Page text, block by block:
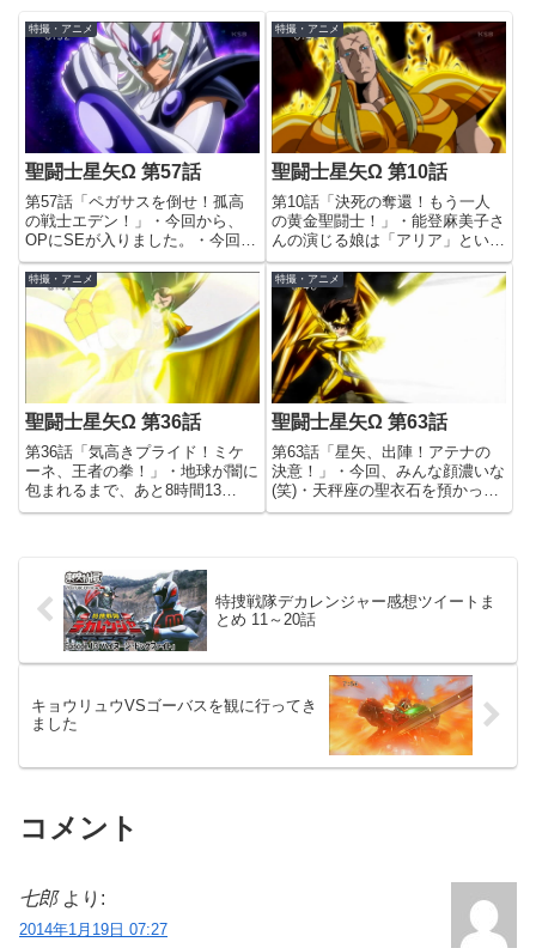
特撮・アニメ
聖闘士星矢Ω 第57話
第57話「ペガサスを倒せ！孤高
の戦士エデン！」・今回から、
OPにSEが入りました。・今回
は、エデンさんメイン回。・あ、
盾座のエネアドさん生きてたんす
か(笑)・なんかいい人になってる
し(苦笑)・「ハンマー デーモンイ
ンパクトのテーベ」・ブッサ...
特撮・アニメ
聖闘士星矢Ω 第10話
第10話「決死の奪還！もう一人
の黄金聖闘士！」・能登麻美子さ
んの演じる娘は「アリア」という
名前だったみたいです。・OPク
レジットでネタバレすんなっちゅ
ーに。・のど元掻っ切るとか聖闘
士としては殺し方エグすぎません
か栄斗さん…・檄先生を始め、
パ...
特撮・アニメ
聖闘士星矢Ω 第36話
第36話「気高きプライド！ミケ
ーネ、王者の拳！」・地球が闇に
包まれるまで、あと8時間13
分！・今回は、蒼摩&栄斗組VS
(笑)・ルードヴィグが本名？・や
っぱり、何か闇堕ちする原因が
あ...
特撮・アニメ
聖闘士星矢Ω 第63話
第63話「星矢、出陣！アテナの
決意！」・今回、みんな顔濃いな
(笑)・天秤座の聖衣石を預かった
龍峰。・これは、いずれ天秤座の
特捜戦隊デカレンジャー感想ツイートま
とめ 11～20話
キョウリュウVSゴーバスを観に行ってき
ました
コメント
七郎 より:
2014年1月19日 07:27